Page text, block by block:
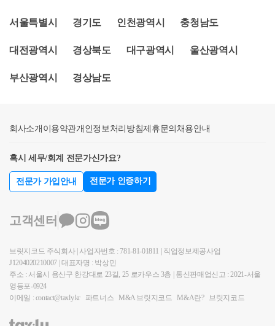
역과 비조정대상지역을 구분하고 있고, 종부세, 양도
세, 재산세도 1주택자 여부에 따라 세부담의 차이를 두
율(1~3%)과 차이를 두는 것이 바람직하다고 판단질의
급 적용시)만약 22.12.21 기준으로 종전주택 처분기한
면, 종전주택 처분기한 경과 전에 주택을 처분한 자와
에 대해 세금을 환급해야 하는 부당한 결과가 초래됨
※ 발표에 따르면 22.12.21일 이후 취득분부터 개정된
대체주택을 취득하여 일시적 2주택인 경우에는 일시
적 2주택 기간 내에 종전주택을 매도해야만 기본취득
세율을 적용받을 수 있습니다.질의금번에 복원되는 매
입임대사업자에 대한 지방세 혜택의 구체적 내용은?
답변(취득세)임대사업자가 아파트를 최초로 분양받아
상담)- 전문가 플랫폼 '아하커넥츠' 상담 및 후기 1위
1위 (98,000건 이상 답변 및 337만건 이상 공유)- KB금
융 콘텐츠 필진- 한국경제필진- 서울시 마을세무사- ㈜
기한이 적용됩니다.예를 들어,서울의 1주택자가 부산
한이 적용됩니다.계약일에는 조정지역이라도 잔금일
됩니다.물론 반대로, 부산의 1주택자가 9.26일 이후에
정지역 해제 전에 잔금을 치른 경우라면 조정지역일때
니다. 아쉽지만, 3년을 적용해주지 않습니다.다주택자
중과되지 않고,장기보유특별공제도 적용됩니다현재
는 23.5.9일까지 다주택자의 양도세 중과가 유예된 상
23.5.9일 이후에도 유지되는 경우에는 다주택자 중과
세율 적용여부는 양도시점에 조정대상지역의 주택인
경우에만 해당하기 때문입니다.즉, 다주택자가조정지
역일때 주택을 취득하였더라도 양도시점에 비조정이
면 중과세율은 적용되지 않고 장특공도 적용이 됩니
두 조정지역일 경우 2년)이내 종전주택 양도 3) 종전주
조정지역일 경우 2년이상 거주포함)을 충족할 것 소득
주택을 소유한 1세대가 그 주택(이하 이 항에서 “종전
하여 취득한 경우를 포함한다)함으로써 일시적으로 2
이 지난 후 신규 주택을 취득하고 다음 각 호에 따라 종
전의 주택을 양도하는 경우(제18항에 따른 사유에 해
당하는 경우를 포함한다)에는 이를 1세대1주택으로 보
날부터 3년 이내에 종전의 주택을 양도하는 경우 2. 종
전의 주택이 조정대상지역에 있는 상태에서 조정대상
지역에 있는 신규 주택을 취득[조정대상지역의 공고가
있은 날 이전에 신규 주택(신규 주택을 취득할 수 있는
권리를 포함한다. 이하 이 항에서 같다)을 취득하거나
신규 주택을 취득하기 위해 매매계약을 체결하고 계약
제외한다]하는 경우에는 신규 주택을 취득한 날부터 2
0 또는 cta_moonyh@naver.com으로 연락을 주셔도 됩니
서울특별시 경기도 인천광역시 충청남도
대전광역시 경상북도 대구광역시 울산광역시
부산광역시 경상남도
회사소개 이용약관개인정보처리방침제휴문의 채용안내
혹시 세무/회계 전문가신가요?
전문가 가입안내 전문가 인증하기
고객센터
브릿지코드 주식회사 | 사업자번호 : 781-81-01811 | 직업정보제공사업
J1204020210007 | 대표자명 : 박상민
주소 : 서울시 용산구 한강대로 23길, 25 로카우스 3층 | 통신판매업신고 : 2021-서울
영등포-0924
이메일 : contact@taxly.kr
파트너스 M&A 브릿지코드 M&A란? 브릿지코드